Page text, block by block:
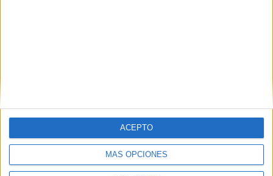
MÁS OPCIONES
ACEPTO
Y como regalo de agradecimiento, por registrarte te daremos
gratis una copia de nuestro ebook con 100 consejos para tu
primer año de universidad